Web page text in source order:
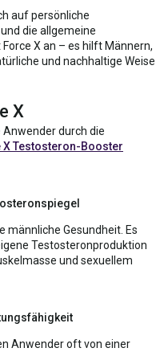
auf persönliche
die allgemeine
X an – es hilft Männern,
und nachhaltige Weise
X
Anwender durch die
X Testosteron-Booster
männliche Gesundheit. Es
Testosteronproduktion
und sexuellem
Anwender oft von einer